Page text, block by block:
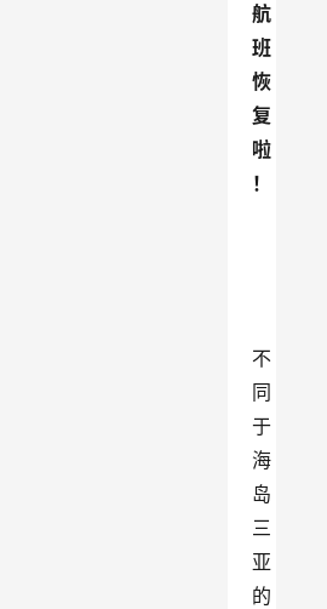
航
班
恢
复
啦
！
不
同
于
海
岛
三
亚
的